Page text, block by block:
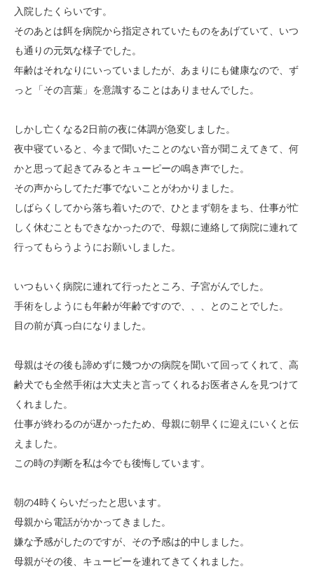
入院したくらいです。
そのあとは餌を病院から指定されていたものをあげていて、いつ
も通りの元気な様子でした。
年齢はそれなりにいっていましたが、あまりにも健康なので、ず
っと「その言葉」を意識することはありませんでした。
しかし亡くなる2日前の夜に体調が急変しました。
夜中寝ていると、今まで聞いたことのない音が聞こえてきて、何
かと思って起きてみるとキューピーの鳴き声でした。
その声からしてただ事でないことがわかりました。
しばらくしてから落ち着いたので、ひとまず朝をまち、仕事が忙
しく休むこともできなかったので、母親に連絡して病院に連れて
行ってもらうようにお願いしました。
いつもいく病院に連れて行ったところ、子宮がんでした。
手術をしようにも年齢が年齢ですので、、、とのことでした。
目の前が真っ白になりました。
母親はその後も諦めずに幾つかの病院を聞いて回ってくれて、高
齢犬でも全然手術は大丈夫と言ってくれるお医者さんを見つけて
くれました。
仕事が終わるのが遅かったため、母親に朝早くに迎えにいくと伝
えました。
この時の判断を私は今でも後悔しています。
朝の4時くらいだったと思います。
母親から電話がかかってきました。
嫌な予感がしたのですが、その予感は的中しました。
母親がその後、キューピーを連れてきてくれました。